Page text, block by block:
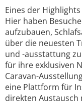
Eines der
Hier haben
aufzubauen,
über die neuesten
und -ausstattung
für ihre exklusiven
Caravan-
eine Plattform für
direkten